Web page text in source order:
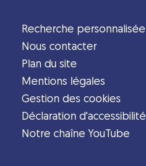
Recherche personnalisée
Nous contacter
Plan du site
Mentions légales
Gestion des cookies
Déclaration d'accessibilité
Notre chaîne YouTube